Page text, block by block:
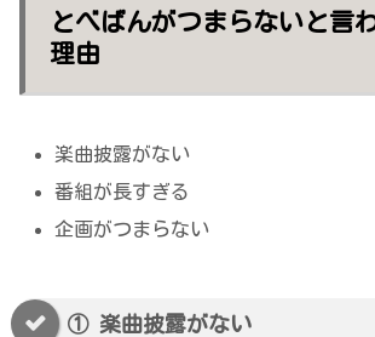
とべばんがつまらないと言
理由
楽曲披露がない
番組が長すぎる
企画がつまらない
① 楽曲披露がない